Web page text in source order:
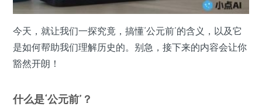
今天，就让我们一探究竟，搞懂‘公元前’的含义，以及它
是如何帮助我们理解历史的。别急，接下来的内容会让你
豁然开朗！
什么是‘公元前’？